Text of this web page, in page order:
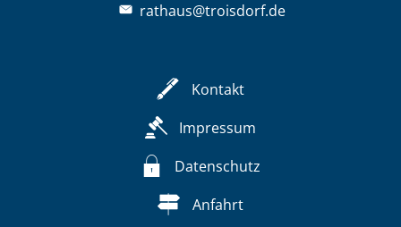
rathaus@troisdorf.de
Kontakt
Impressum
Datenschutz
Anfahrt